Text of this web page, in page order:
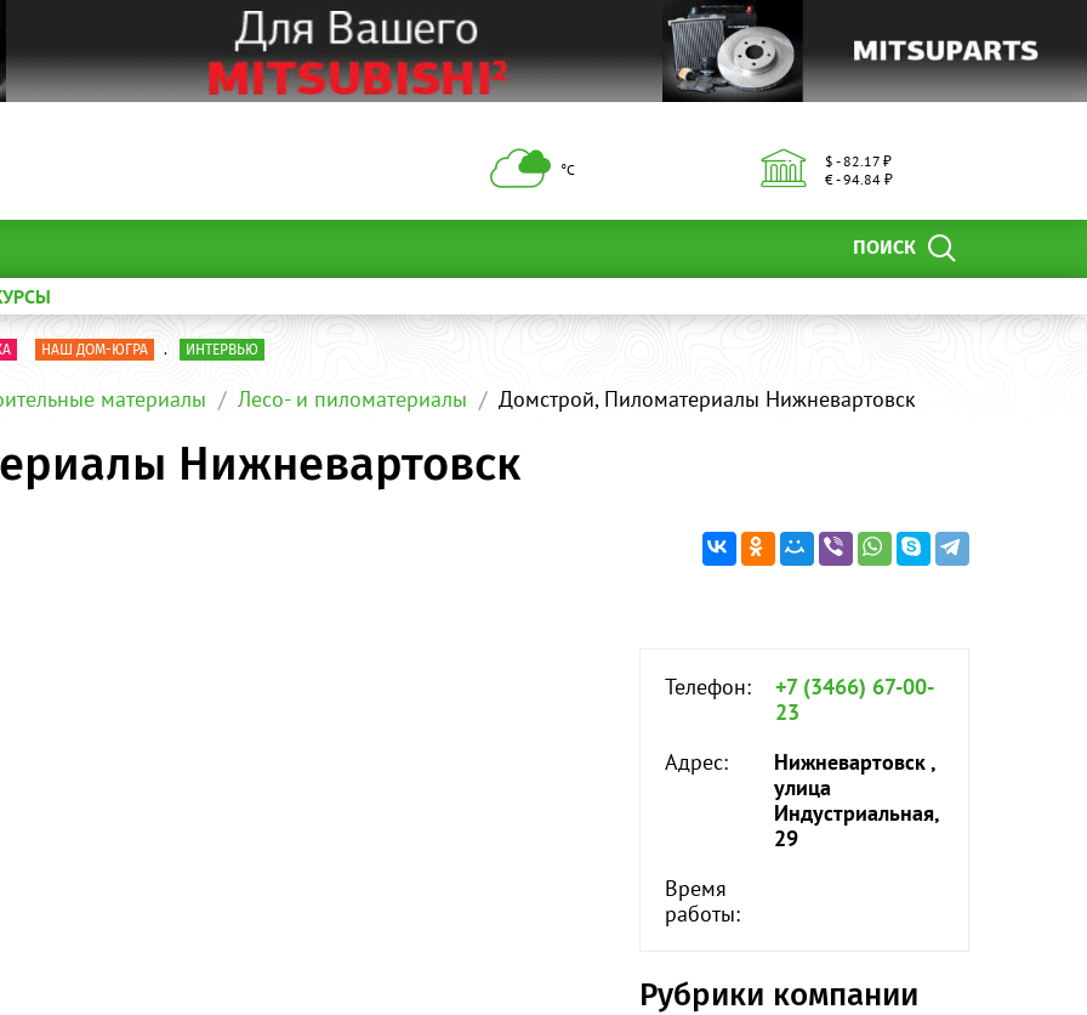
°С
$ - 82.17 ₽
€ - 94.84 ₽
ПОИСК
НАШ ДОМ-ЮГРА . ИНТЕРВЬЮ
материалы Лесо- и пиломатериалы Домстрой, Пиломатериалы Нижневартовск
Нижневартовск
Телефон:
+7 (3466) 67-00-
23
Адрес:
Нижневартовск ,
улица
Индустриальная,
29
Время
работы:
Рубрики компании